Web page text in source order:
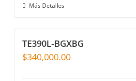
Más Detalles
TE390L-BGXBG
$340,000.00